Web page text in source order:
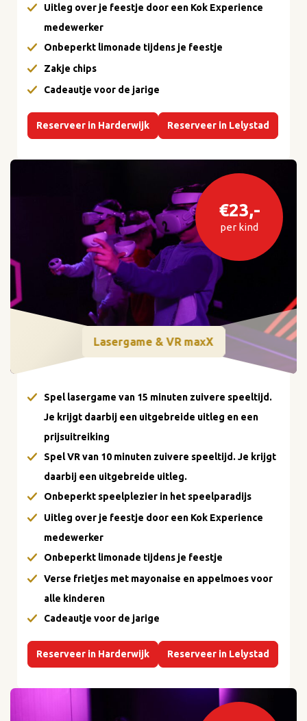
Uitleg over je feestje door een Kok Experience
medewerker
Onbeperkt limonade tijdens je feestje
Zakje chips
Cadeautje voor de jarige
Reserveer in Harderwijk Reserveer in Lelystad
€23,-
per kind
Lasergame & VR maxX
Spel lasergame van 15 minuten zuivere speeltijd.
Je krijgt daarbij een uitgebreide uitleg en een
prijsuitreiking
Spel VR van 10 minuten zuivere speeltijd. Je krijgt
daarbij een uitgebreide uitleg.
Onbeperkt speelplezier in het speelparadijs
Uitleg over je feestje door een Kok Experience
medewerker
Onbeperkt limonade tijdens je feestje
Verse frietjes met mayonaise en appelmoes voor
alle kinderen
Cadeautje voor de jarige
Reserveer in Harderwijk Reserveer in Lelystad